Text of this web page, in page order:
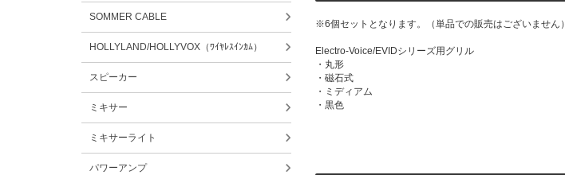
※6個セットとなります。（単品での販売はございません）
Electro-Voice/EVIDシリーズ用グリル
・丸形
・磁石式
・ミディアム
・黒色
SOMMER CABLE
HOLLYLAND/HOLLYVOX（ﾜｲﾔﾚｽｲﾝｶﾑ）
スピーカー
ミキサー
ミキサーライト
パワーアンプ